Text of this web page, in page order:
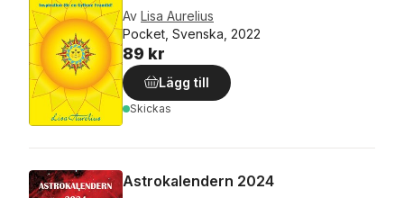
Av Lisa Aurelius
Pocket, Svenska, 2022
89 kr
Lägg till
Skickas
Astrokalendern 2024